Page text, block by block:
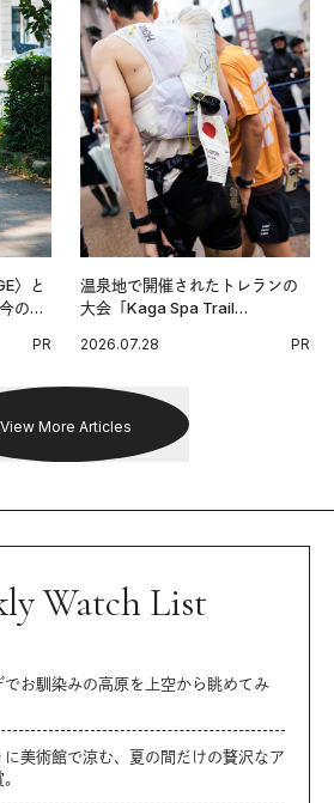
〉と
の時
PR
温泉地で開催されたトレランの
大会「Kaga Spa Trail
戦を夢見るランナーたちの奮闘
2026.07.28 PR
View More Articles
Watch List
でお馴染みの高原を上空から眺めてみ
に美術館で涼む、夏の間だけの贅沢なア